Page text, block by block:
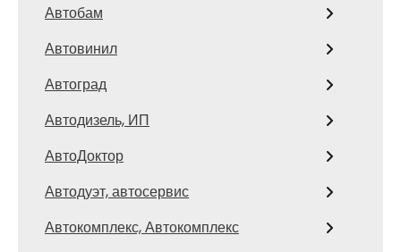
Автобам
Автовинил
Автоград
Автодизель, ИП
АвтоДоктор
Автодуэт, автосервис
Автокомплекс, Автокомплекс